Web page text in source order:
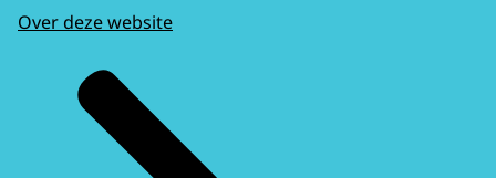
Over deze website